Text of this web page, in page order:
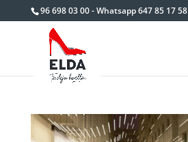
96 698 03 00 - Whatsapp 647 85 17 58